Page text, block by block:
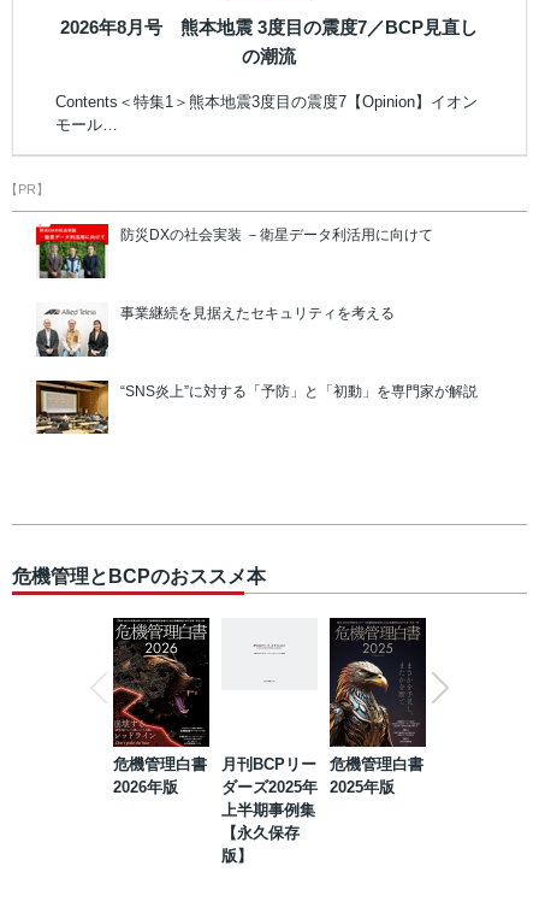
2026年8月号 熊本地震 3度目の震度7／BCP見直し
の潮流
Contents＜特集1＞熊本地震3度目の震度7【Opinion】イオン
モール…
【PR】
防災DXの社会実装 －衛星データ利活用に向けて
事業継続を見据えたセキュリティを考える
“SNS炎上”に対する「予防」と「初動」を専門家が解説
危機管理とBCPのおススメ本
危機管理白書
2026年版
月刊BCPリー
ダーズ2025年
上半期事例集
【永久保存
版】
危機管理白書
2025年版